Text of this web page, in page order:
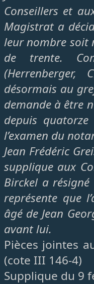
Conseillers et
Magistrat a
leur nombre soit
de trente.
désormais au
demande à être
depuis
l’examen du
Jean Frédéric
supplique aux
Birckel a
représente que
âgé de Jean
avant lui.
Pièces jointes
(cote III 146-4)
Supplique du 9